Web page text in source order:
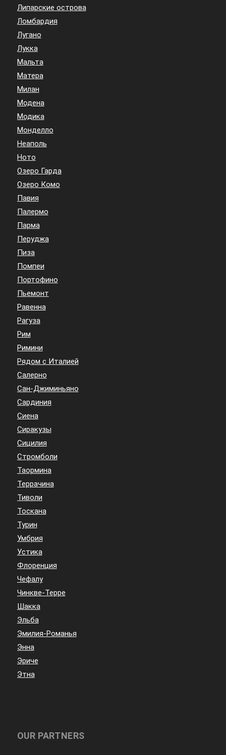
Липарские острова
Ломбардия
Лугано
Лукка
Мальта
Матера
Милан
Модена
Модика
Монделло
Неаполь
Ното
Озеро Гарда
Озеро Комо
Павия
Палермо
Парма
Перуджа
Пиза
Помпеи
Портофино
Пьемонт
Равенна
Рагуза
Рим
Римини
Рядом с Италией
Салерно
Сан-Джиминьяно
Сардиния
Сиена
Сиракузы
Сицилия
Стромболи
Таормина
Террачина
Тиволи
Тоскана
Турин
Умбрия
Устика
Флоренция
Чефалу
Чинкве-Терре
Шакка
Эльба
Эмилия-Романья
Энна
Эриче
Этна
OUR PARTNERS